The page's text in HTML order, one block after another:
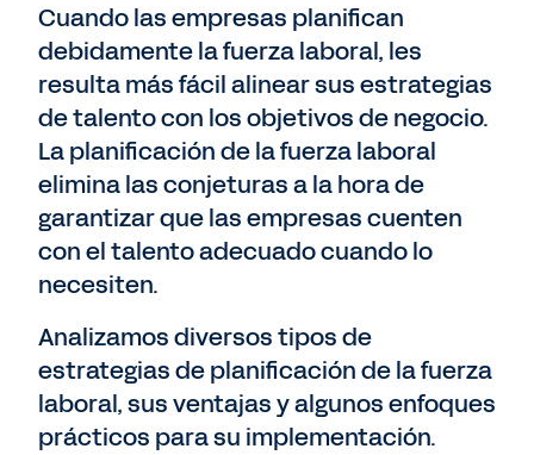
Cuando las empresas planifican
debidamente la fuerza laboral, les
resulta más fácil alinear sus estrategias
de talento con los objetivos de negocio.
La planificación de la fuerza laboral
elimina las conjeturas a la hora de
garantizar que las empresas cuenten
con el talento adecuado cuando lo
necesiten.
Analizamos diversos tipos de
estrategias de planificación de la fuerza
laboral, sus ventajas y algunos enfoques
prácticos para su implementación.